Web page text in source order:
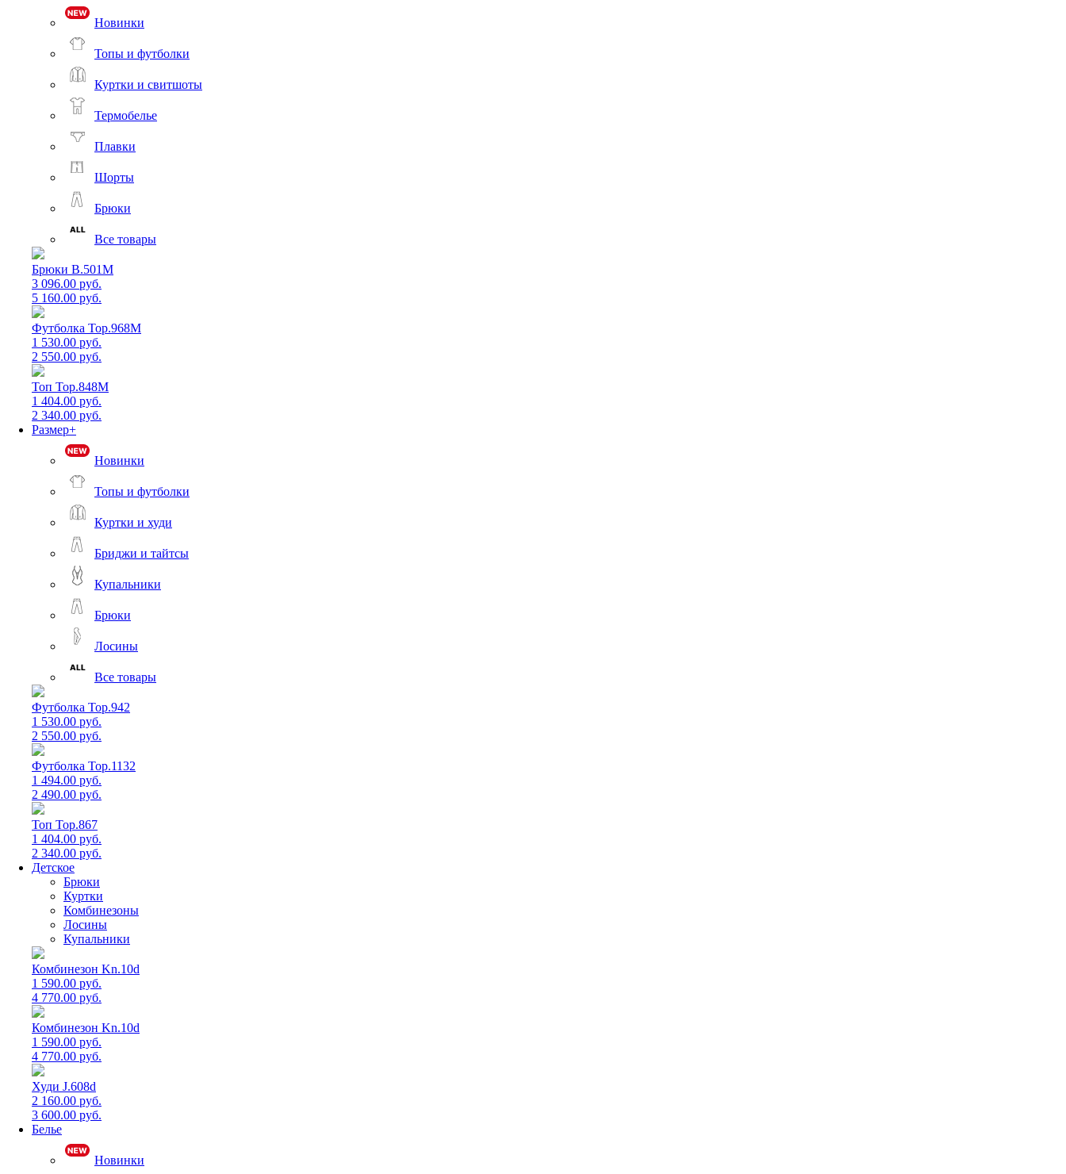
Новинки
Топы и футболки
Куртки и свитшоты
Термобелье
Плавки
Шорты
Брюки
Все товары
Брюки B.501M
3 096.00 руб.
5 160.00 руб.
Футболка Top.968M
1 530.00 руб.
2 550.00 руб.
Топ Top.848M
1 404.00 руб.
2 340.00 руб.
Размер+
Новинки
Топы и футболки
Куртки и худи
Бриджи и тайтсы
Купальники
Брюки
Лосины
Все товары
Футболка Top.942
1 530.00 руб.
2 550.00 руб.
Футболка Top.1132
1 494.00 руб.
2 490.00 руб.
Топ Top.867
1 404.00 руб.
2 340.00 руб.
Детское
Брюки
Куртки
Комбинезоны
Лосины
Купальники
Комбинезон Kn.10d
1 590.00 руб.
4 770.00 руб.
Комбинезон Kn.10d
1 590.00 руб.
4 770.00 руб.
Худи J.608d
2 160.00 руб.
3 600.00 руб.
Белье
Новинки